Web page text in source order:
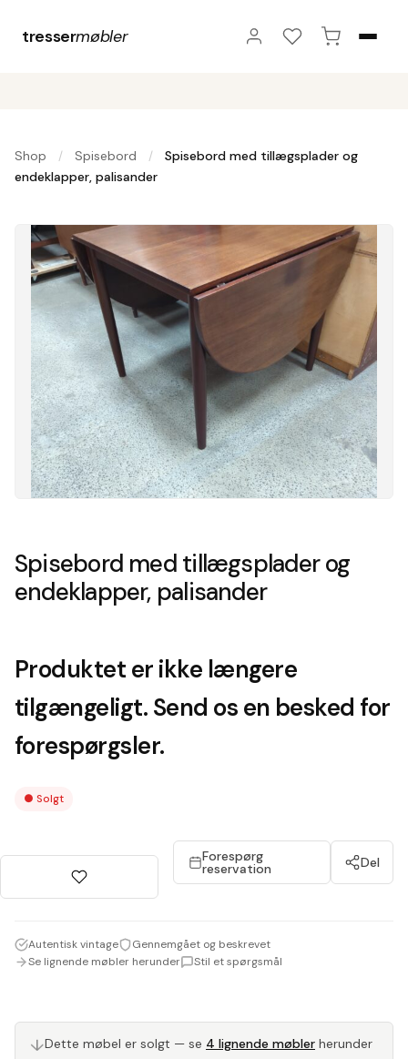
tressermøbler
Shop / Spisebord /
Spisebord med tillægsplader og
endeklapper, palisander
Spisebord med tillægsplader og
endeklapper, palisander
Produktet er ikke længere
tilgængeligt. Send os en besked for
forespørgsler.
● Solgt
Forespørg
reservation Del
Autentisk vintage
Gennemgået og beskrevet
Se lignende møbler herunder
Stil et spørgsmål
↓Dette møbel er solgt — se 4 lignende møbler herunder